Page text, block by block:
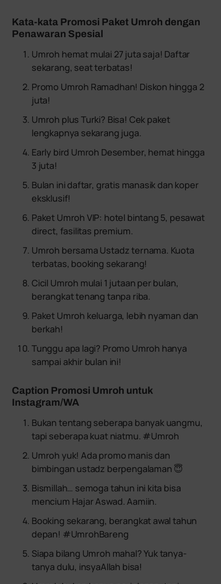
Kata-kata Promosi Paket Umroh dengan
Penawaran Spesial
Umroh hemat mulai 27 juta saja! Daftar
sekarang, seat terbatas!
Promo Umroh Ramadhan! Diskon hingga 2
juta!
Umroh plus Turki? Bisa! Cek paket
lengkapnya sekarang juga.
Early bird Umroh Desember, hemat hingga
3 juta!
Bulan ini daftar, gratis manasik dan koper
eksklusif!
Paket Umroh VIP: hotel bintang 5, pesawat
direct, fasilitas premium.
Umroh bersama Ustadz ternama. Kuota
terbatas, booking sekarang!
Cicil Umroh mulai 1 jutaan per bulan,
berangkat tenang tanpa riba.
Paket Umroh keluarga, lebih nyaman dan
berkah!
Tunggu apa lagi? Promo Umroh hanya
sampai akhir bulan ini!
Caption Promosi Umroh untuk
Instagram/WA
Bukan tentang seberapa banyak uangmu,
tapi seberapa kuat niatmu. #Umroh
Umroh yuk! Ada promo manis dan
bimbingan ustadz berpengalaman 😇
Bismillah… semoga tahun ini kita bisa
mencium Hajar Aswad. Aamiin.
Booking sekarang, berangkat awal tahun
depan! #UmrohBareng
Siapa bilang Umroh mahal? Yuk tanya-
tanya dulu, insyaAllah bisa!